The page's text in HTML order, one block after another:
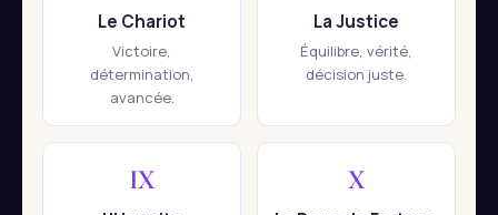
Le Chariot
Victoire,
détermination,
avancée.
La Justice
Équilibre, vérité,
décision juste.
IX X